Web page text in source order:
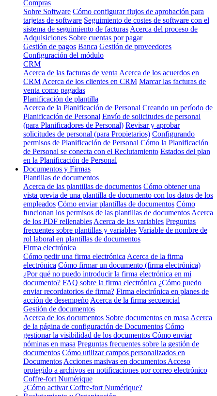
Compras
Sobre Software Cómo configurar flujos de aprobación para
tarjetas de software Seguimiento de costes de software con el
sistema de seguimiento de facturas Acerca del proceso de
Adquisiciones Sobre cuentas por pagar
Gestión de pagos Banca Gestión de proveedores
Configuración del módulo
CRM
Acerca de las facturas de venta Acerca de los acuerdos en
CRM Acerca de los clientes en CRM Marcar las facturas de
venta como pagadas
Planificación de plantilla
Acerca de la Planificación de Personal Creando un período de
Planificación de Personal Envío de solicitudes de personal
(para Planificadores de Personal) Revisar y aprobar
solicitudes de personal (para Propietarios) Configurando
permisos de Planificación de Personal Cómo la Planificación
de Personal se conecta con el Reclutamiento Estados del plan
en la Planificación de Personal
Documentos y Firmas
Plantillas de documentos
Acerca de las plantillas de documentos Cómo obtener una
vista previa de una plantilla de documento con los datos de los
empleados Cómo enviar plantillas de documentos Cómo
funcionan los permisos de las plantillas de documentos Acerca
de los PDF rellenables Acerca de las variables Preguntas
frecuentes sobre plantillas y variables Variable de nombre de
rol laboral en plantillas de documentos
Firma electrónica
Cómo pedir una firma electrónica Acerca de la firma
electrónica Cómo firmar un documento (firma electrónica)
¿Por qué no puedo introducir la firma electrónica en mi
documento? FAQ sobre la firma electrónica ¿Cómo puedo
enviar recordatorios de firma? Firma electrónica en planes de
acción de desempeño Acerca de la firma secuencial
Gestión de documentos
Acerca de los documentos Sobre documentos en masa Acerca
de la página de configuración de Documentos Cómo
gestionar la visibilidad de los documentos Cómo enviar
nóminas en masa Preguntas frecuentes sobre la gestión de
documentos Cómo utilizar campos personalizados en
Documentos Acciones masivas en documentos Acceso
protegido a archivos en notificaciones por correo electrónico
Coffre-fort Numérique
¿Cómo activar Coffre-fort Numérique?